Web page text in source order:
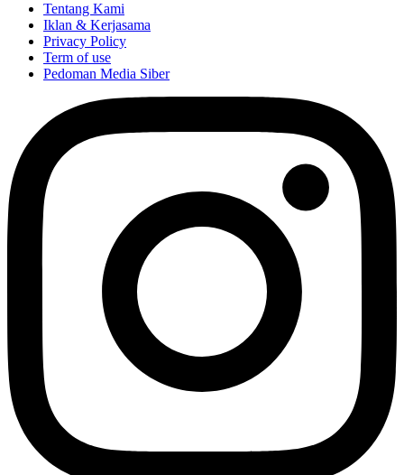
Tentang Kami
Iklan & Kerjasama
Privacy Policy
Term of use
Pedoman Media Siber